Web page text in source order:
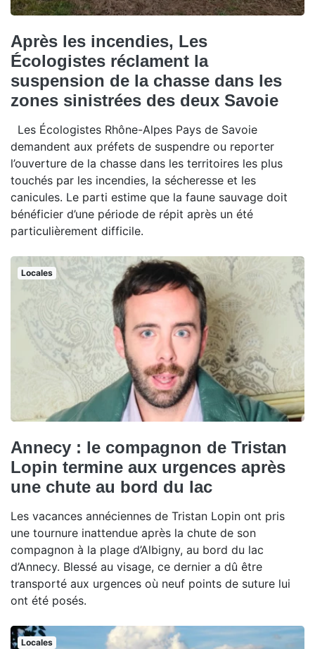
Après les incendies, Les
Écologistes réclament la
suspension de la chasse dans les
zones sinistrées des deux Savoie
Les Écologistes Rhône-Alpes Pays de Savoie
demandent aux préfets de suspendre ou reporter
l’ouverture de la chasse dans les territoires les plus
touchés par les incendies, la sécheresse et les
canicules. Le parti estime que la faune sauvage doit
bénéficier d’une période de répit après un été
particulièrement difficile.
Locales
Annecy : le compagnon de Tristan
Lopin termine aux urgences après
une chute au bord du lac
Les vacances annéciennes de Tristan Lopin ont pris
une tournure inattendue après la chute de son
compagnon à la plage d’Albigny, au bord du lac
d’Annecy. Blessé au visage, ce dernier a dû être
transporté aux urgences où neuf points de suture lui
ont été posés.
Locales